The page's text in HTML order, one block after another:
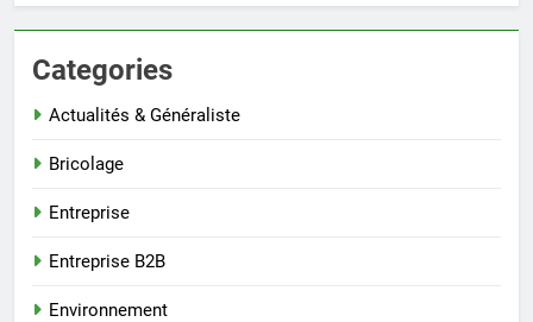
Categories
Actualités & Généraliste
Bricolage
Entreprise
Entreprise B2B
Environnement